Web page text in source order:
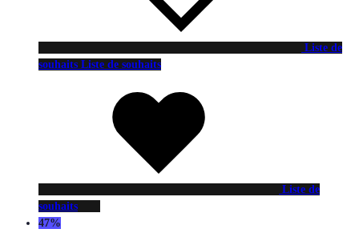
Liste de
souhaits Liste de souhaits
Liste de
souhaits
47%